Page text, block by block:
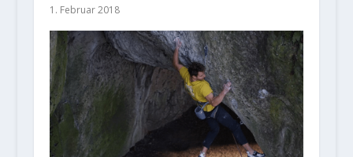
1. Februar 2018